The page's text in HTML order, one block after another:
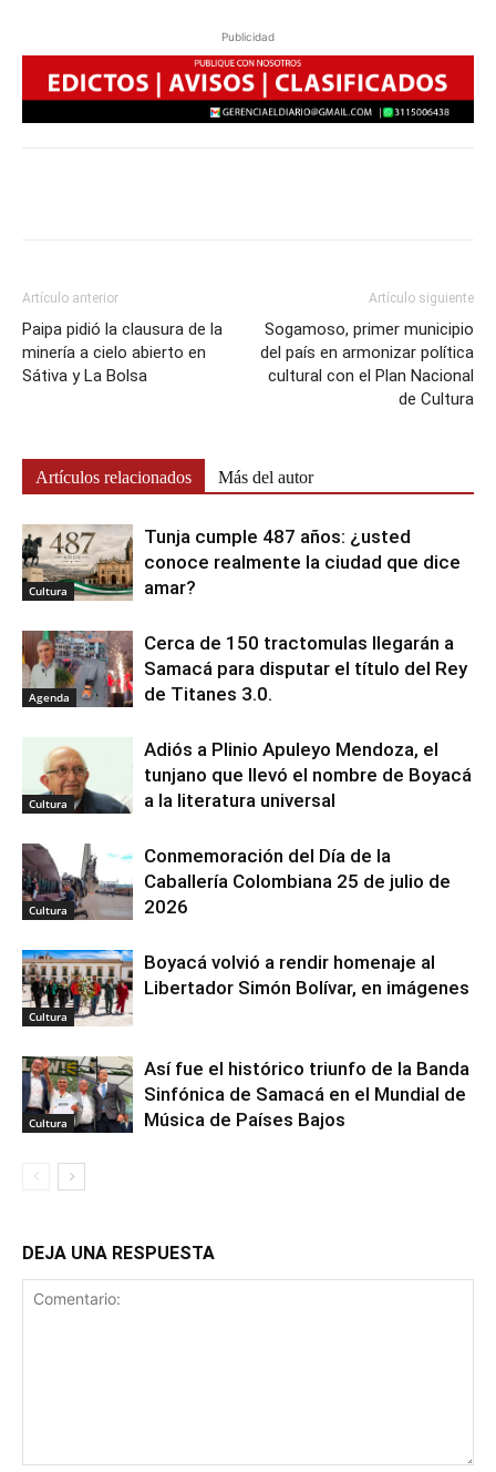
Publicidad
Artículo anterior
Paipa pidió la clausura de la
minería a cielo abierto en
Sátiva y La Bolsa
Artículo siguiente
Sogamoso, primer municipio
del país en armonizar política
cultural con el Plan Nacional
de Cultura
Artículos relacionados Más del autor
Cultura
Tunja cumple 487 años: ¿usted
conoce realmente la ciudad que dice
amar?
Agenda
Cerca de 150 tractomulas llegarán a
Samacá para disputar el título del Rey
de Titanes 3.0.
Cultura
Adiós a Plinio Apuleyo Mendoza, el
tunjano que llevó el nombre de Boyacá
a la literatura universal
Cultura
Conmemoración del Día de la
Caballería Colombiana 25 de julio de
2026
Cultura
Boyacá volvió a rendir homenaje al
Libertador Simón Bolívar, en imágenes
Cultura
Así fue el histórico triunfo de la Banda
Sinfónica de Samacá en el Mundial de
Música de Países Bajos
DEJA UNA RESPUESTA